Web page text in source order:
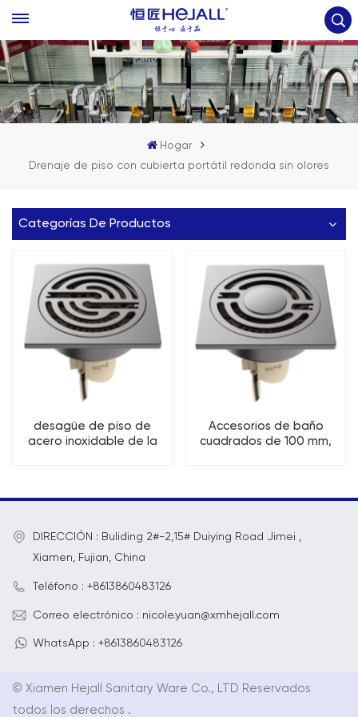
Hogar
Drenaje de piso con cubierta portátil redonda sin olores
Categorías De Productos
desagüe de piso de
acero inoxidable de la
100m m
Accesorios de baño
cuadrados de 100 mm,
DIRECCIÓN : Buliding 2#-2,15# Duiying Road Jimei ,
Xiamen, Fujian, China
Teléfono : +8613860483126
Correo electrónico : nicole.yuan@xmhejall.com
WhatsApp : +8613860483126
© Xiamen Hejall Sanitary Ware Co., LTD Reservados
todos los derechos .